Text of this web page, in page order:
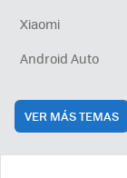
Xiaomi
Android Auto
VER MÁS TEMAS